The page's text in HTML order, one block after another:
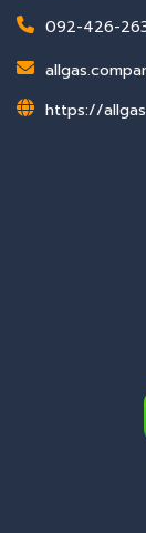
092-426-
https://